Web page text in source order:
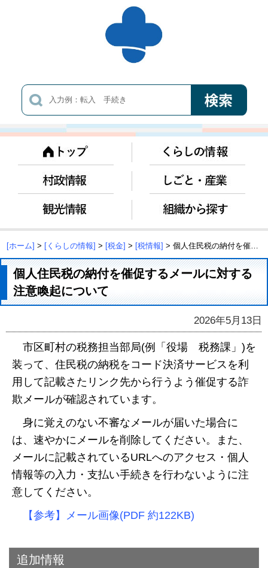
[ホーム] > [くらしの情報] > [税金] > [税情報] > 個人住民税の納付を催促するメールに対する注意喚起について
個人住民税の納付を催促するメールに対する
注意喚起について
2026年5月13日
市区町村の税務担当部局(例「役場 税務課」)を
装って、住民税の納税をコード決済サービスを利
用して記載さたリンク先から行うよう催促する詐
欺メールが確認されています。
身に覚えのない不審なメールが届いた場合に
は、速やかにメールを削除してください。また、
メールに記載されているURLへのアクセス・個人
情報等の入力・支払い手続きを行わないように注
意してください。
【参考】メール画像(PDF 約122KB)
追加情報